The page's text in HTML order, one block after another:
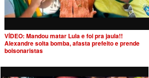
VÍDEO: Mandou matar Lula e foi pra jaula!!
Alexandre solta bomba, afasta prefeito e prende
bolsonaristas